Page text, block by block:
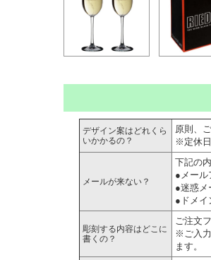
デザイン案はどれくら
いかかるの？
原則、
※定休
メールが来ない？
下記の
●メール
●迷惑メ
●ドメイ
彫刻する内容はどこに
書くの？
ご注文
※ご入
ます。